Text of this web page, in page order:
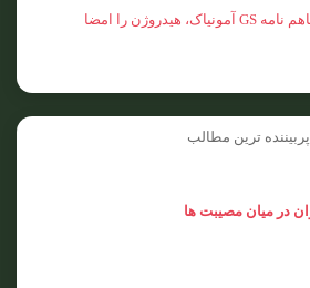
هیوندای گلاویس تفاهم نامه GS آمونیاک، هیدروژن را امضا
پربیننده ترین مطالب
در میان مصیبت ها